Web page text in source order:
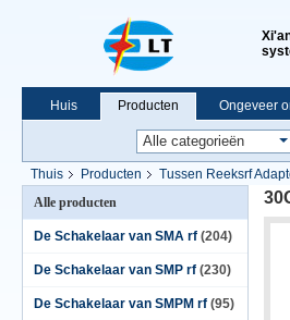
Huis Producten Ongeveer
Thuis Producten Tussen Reeksrf
Alle producten
De Schakelaar van SMA rf (204)
De Schakelaar van SMP rf (230)
De Schakelaar van SMPM rf (95)